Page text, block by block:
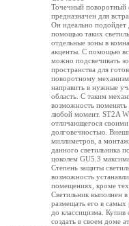
Точечный поворотный
предназначен для
Он идеально подойдет
помощью таких
отдельные зоны в
акценты. С помощью
можно подсвечивать
пространства для
поворотному
направить в нужные
область. С таким
возможность поменять
любой момент. ST2A
отличающегося
долговечностью.
миллиметров, а
данного светильника
цоколем GU5.3
Степень защиты
возможность
помещениях, кроме
Светильник выполнен
размещать его в самых
до классицизма.
создать в своем доме